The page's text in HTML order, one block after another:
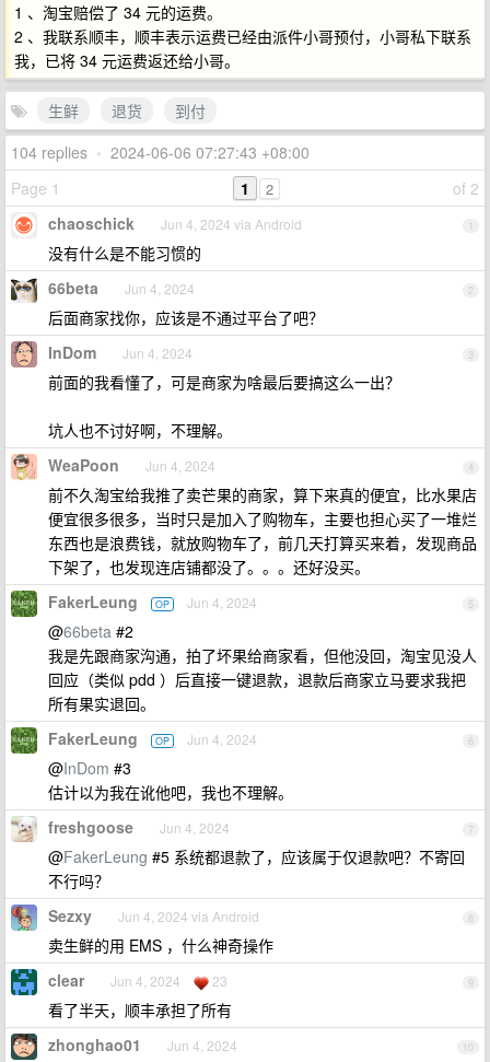
1 、淘宝赔偿了 34 元的运费。
2 、我联系顺丰，顺丰表示运费已经由派件小哥预付，小哥私下联系
我，已将 34 元运费返还给小哥。
生鲜 退货
到付
104 replies • 2024-06-06 07:27:43 +08:00
Page 1
of 2
1 2
1
chaoschick Jun 4, 2024 via Android
没有什么是不能习惯的
2
66beta Jun 4, 2024
后面商家找你，应该是不通过平台了吧？
3
InDom Jun 4, 2024
前面的我看懂了，可是商家为啥最后要搞这么一出？
坑人也不讨好啊，不理解。
4
WeaPoon Jun 4, 2024
前不久淘宝给我推了卖芒果的商家，算下来真的便宜，比水果店
便宜很多很多，当时只是加入了购物车，主要也担心买了一堆烂
东西也是浪费钱，就放购物车了，前几天打算买来着，发现商品
下架了，也发现连店铺都没了。。。还好没买。
5
FakerLeung OP Jun 4, 2024
@66beta #2
我是先跟商家沟通，拍了坏果给商家看，但他没回，淘宝见没人
回应（类似 pdd ）后直接一键退款，退款后商家立马要求我把
所有果实退回。
6
FakerLeung OP Jun 4, 2024
@InDom #3
估计以为我在讹他吧，我也不理解。
7
freshgoose Jun 4, 2024
@FakerLeung #5 系统都退款了，应该属于仅退款吧？不寄回
不行吗？
8
Sezxy Jun 4, 2024 via Android
卖生鲜的用 EMS ，什么神奇操作
9
clear Jun 4, 2024 23
看了半天，顺丰承担了所有
10
zhonghao01 Jun 4, 2024